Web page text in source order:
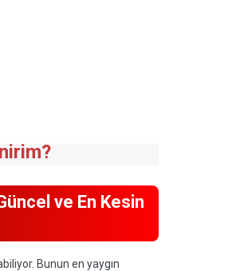
ve En Kesin
Bunun en yaygın